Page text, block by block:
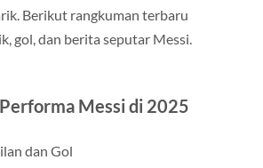
Berikut rangkuman terbaru
gol, dan berita seputar Messi.
Messi di 2025
dan Gol